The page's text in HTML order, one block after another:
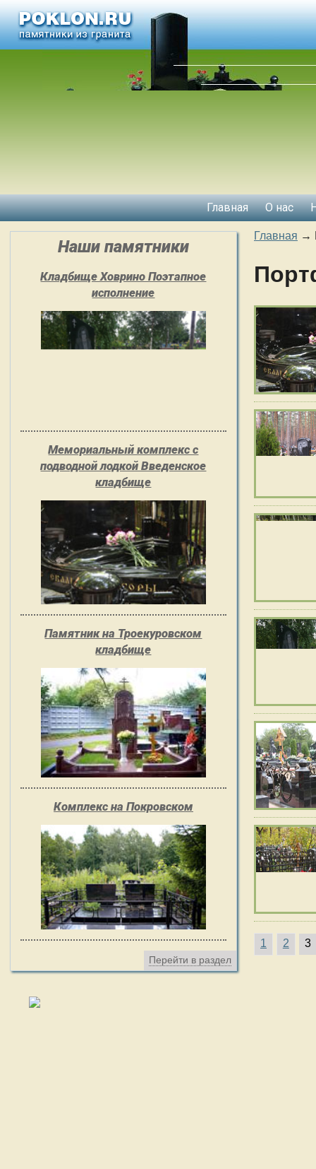
Главная О нас
Наши памятники
Кладбище Ховрино Поэтапное
исполнение
Мемориальный комплекс с
подводной лодкой Введенское
кладбище
Памятник на Троекуровском
кладбище
Комплекс на Покровском
Перейти в раздел
Главная →
1 2 3